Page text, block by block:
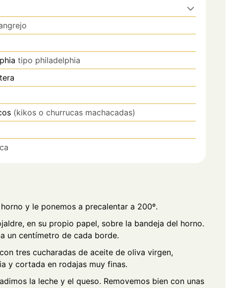
tipo philadelphia
(kikos o churrucas machacadas)
y le ponemos a precalentar a 200º.
en su propio papel, sobre la bandeja del horno.
un centímetro de cada borde.
tres cucharadas de aceite de oliva virgen,
y cortada en rodajas muy finas.
la leche y el queso. Removemos bien con unas